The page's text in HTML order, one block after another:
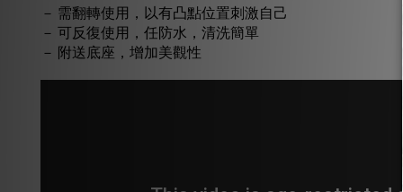
－ 需翻轉使用，以有凸點位置刺激自己
－ 可反復使用，任防水，清洗簡單
－ 附送底座，增加美觀性